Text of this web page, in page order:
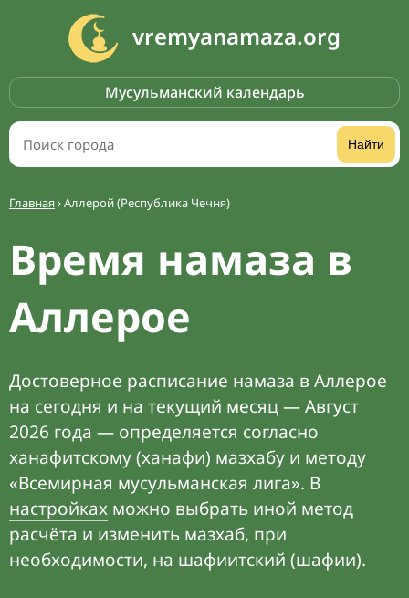
vremyanamaza.org
Мусульманский календарь
Найти
Главная›Аллерой (Республика Чечня)
Время намаза в
Аллерое
Достоверное расписание намаза в Аллерое
на сегодня и на текущий месяц — Август
2026 года — определяется согласно
ханафитскому (ханафи) мазхабу и методу
«Всемирная мусульманская лига». В
настройках можно выбрать иной метод
расчёта и изменить мазхаб, при
необходимости, на шафиитский (шафии).